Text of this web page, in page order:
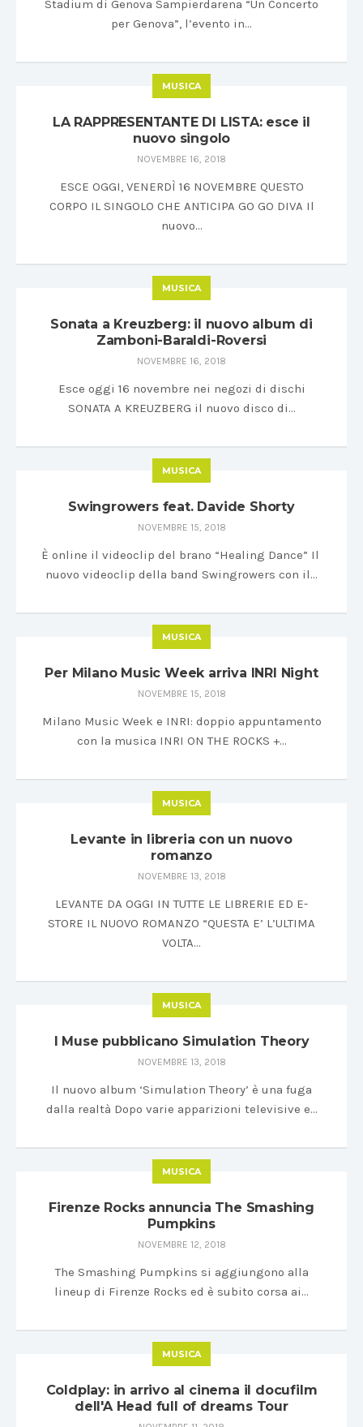
Stadium di Genova Sampierdarena “Un Concerto
per Genova”, l’evento in…
MUSICA
LA RAPPRESENTANTE DI LISTA: esce il
nuovo singolo
NOVEMBRE 16, 2018
ESCE OGGI, VENERDÌ 16 NOVEMBRE QUESTO
CORPO IL SINGOLO CHE ANTICIPA GO GO DIVA Il
nuovo…
MUSICA
Sonata a Kreuzberg: il nuovo album di
Zamboni-Baraldi-Roversi
NOVEMBRE 16, 2018
Esce oggi 16 novembre nei negozi di dischi
SONATA A KREUZBERG il nuovo disco di…
MUSICA
Swingrowers feat. Davide Shorty
NOVEMBRE 15, 2018
È online il videoclip del brano “Healing Dance” Il
nuovo videoclip della band Swingrowers con il…
MUSICA
Per Milano Music Week arriva INRI Night
NOVEMBRE 15, 2018
Milano Music Week e INRI: doppio appuntamento
con la musica INRI ON THE ROCKS +…
MUSICA
Levante in libreria con un nuovo
romanzo
NOVEMBRE 13, 2018
LEVANTE DA OGGI IN TUTTE LE LIBRERIE ED E-
STORE IL NUOVO ROMANZO “QUESTA E’ L’ULTIMA
VOLTA…
MUSICA
I Muse pubblicano Simulation Theory
NOVEMBRE 13, 2018
Il nuovo album ‘Simulation Theory’ è una fuga
dalla realtà Dopo varie apparizioni televisive e…
MUSICA
Firenze Rocks annuncia The Smashing
Pumpkins
NOVEMBRE 12, 2018
The Smashing Pumpkins si aggiungono alla
lineup di Firenze Rocks ed è subito corsa ai…
MUSICA
Coldplay: in arrivo al cinema il docufilm
dell'A Head full of dreams Tour